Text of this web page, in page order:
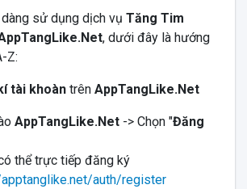
sử dụng dịch vụ Tăng Tim
, dưới đây là hướng
Z:
tài khoàntrên AppTangLike.Net
AppTangLike.Net-> Chọn "Đăng
thể trực tiếp đăng ký
auth/register